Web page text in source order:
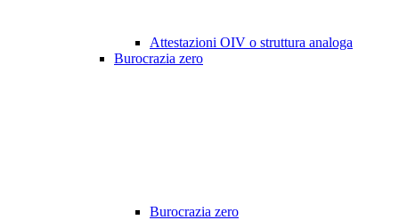
Attestazioni OIV o struttura analoga
Burocrazia zero
Burocrazia zero